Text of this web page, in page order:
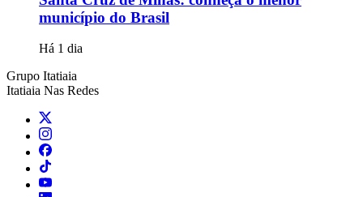
município do Brasil
Há 1 dia
Grupo Itatiaia
Itatiaia Nas Redes